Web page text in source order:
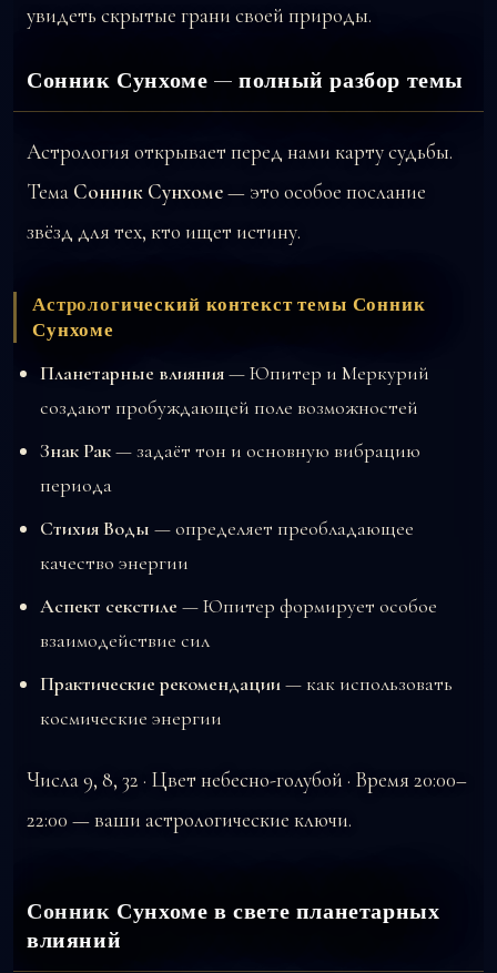
увидеть скрытые грани своей природы.
Сонник Сунхоме — полный разбор темы
Астрология открывает перед нами карту судьбы.
Тема Сонник Сунхоме— это особое послание
звёзд для тех, кто ищет истину.
Астрологический контекст темы Сонник
Сунхоме
Планетарные влияния— Юпитер и Меркурий
создают пробуждающей поле возможностей
Знак Рак— задаёт тон и основную вибрацию
периода
Стихия Воды — определяет преобладающее
качество энергии
Аспект секстиле — Юпитер формирует особое
взаимодействие сил
Практические рекомендации— как использовать
космические энергии
Числа 9, 8, 32 · Цвет небесно-голубой · Время 20:00–
22:00 — ваши астрологические ключи.
Сонник Сунхоме в свете планетарных
влияний